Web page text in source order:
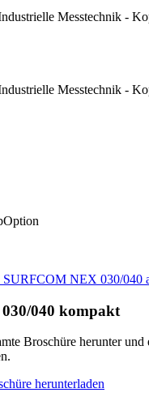
NEX 030/040
040 kompakt
Broschüre herunter und
herunterladen